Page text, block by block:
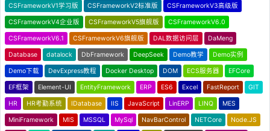
CSFrameworkV1学习版 CSFrameworkV2标准版 CSFrameworkV3高级版
CSFrameworkV4企业版 CSFrameworkV5旗舰版 CSFrameworkV6.0
CSFrameworkV6.1 CSFrameworkV6旗舰版 DAL数据访问层 DaMeng
Database datalock DbFramework DeepSeek Demo教学 Demo实例
Demo下载 DevExpress教程 Docker Desktop DOM ECS服务器 EFCore
EF框架 Element-UI EntityFramework ERP ES6 Excel FastReport GIT
HR HR考勤系统 IDatabase IIS JavaScript LinERP LINQ MES
MiniFramework MIS MSSQL MySql NavBarControl NETCore Node.JS